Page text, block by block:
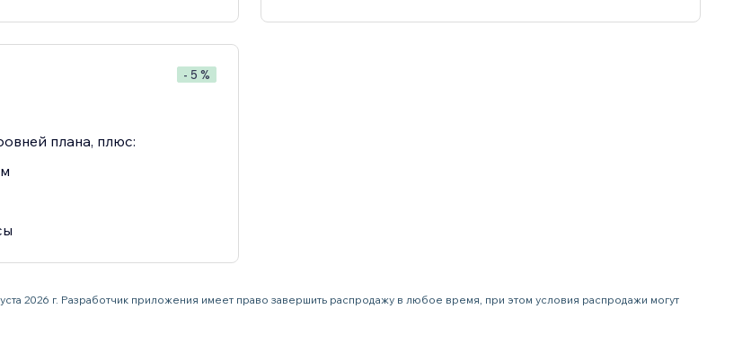
- 5 %
плана, плюс:
2026 г. Разработчик приложения имеет право завершить распродажу в любое время, при этом условия распродажи могут